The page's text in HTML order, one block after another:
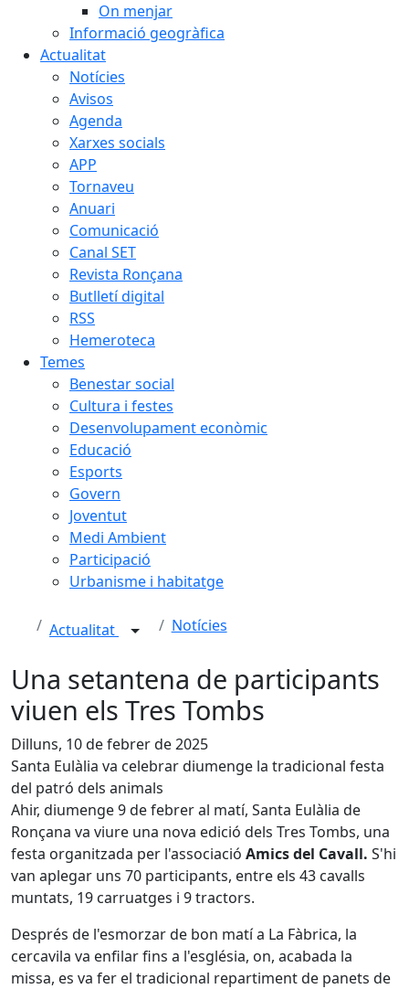
On menjar
Informació geogràfica
Actualitat
Notícies
Avisos
Agenda
Xarxes socials
APP
Tornaveu
Anuari
Comunicació
Canal SET
Revista Ronçana
Butlletí digital
RSS
Hemeroteca
Temes
Benestar social
Cultura i festes
Desenvolupament econòmic
Educació
Esports
Govern
Joventut
Medi Ambient
Participació
Urbanisme i habitatge
Actualitat Notícies
Una setantena de participants
viuen els Tres Tombs
Dilluns, 10 de febrer de 2025
Santa Eulàlia va celebrar diumenge la tradicional festa
del patró dels animals
Ahir, diumenge 9 de febrer al matí, Santa Eulàlia de
Ronçana va viure una nova edició dels Tres Tombs, una
festa organitzada per l'associació Amics del Cavall. S'hi
van aplegar uns 70 participants, entre els 43 cavalls
muntats, 19 carruatges i 9 tractors.
Després de l'esmorzar de bon matí a La Fàbrica, la
cercavila va enfilar fins a l'església, on, acabada la
missa, es va fer el tradicional repartiment de panets de